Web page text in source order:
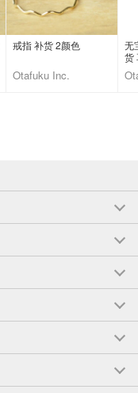
戒指 补货 2颜色
Otafuku Inc.
无
货